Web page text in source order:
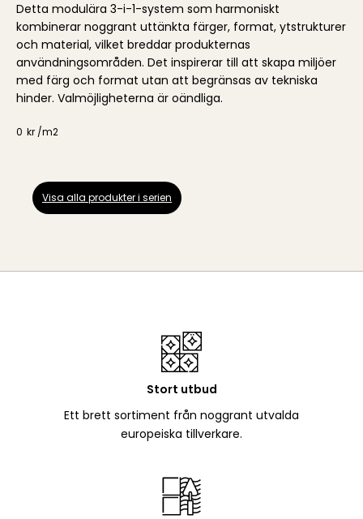
Detta modulära 3-i-1-system som harmoniskt
kombinerar noggrant uttänkta färger, format, ytstrukturer
och material, vilket breddar produkternas
användningsområden. Det inspirerar till att skapa miljöer
med färg och format utan att begränsas av tekniska
hinder. Valmöjligheterna är oändliga.
0 kr /m2
Visa alla produkter i serien
Stort utbud
Ett brett sortiment från noggrant utvalda
europeiska tillverkare.